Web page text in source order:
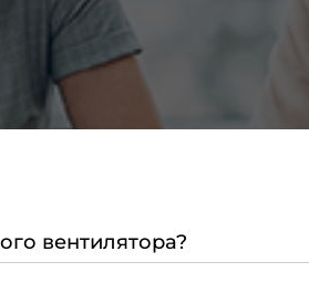
вентиляторa?